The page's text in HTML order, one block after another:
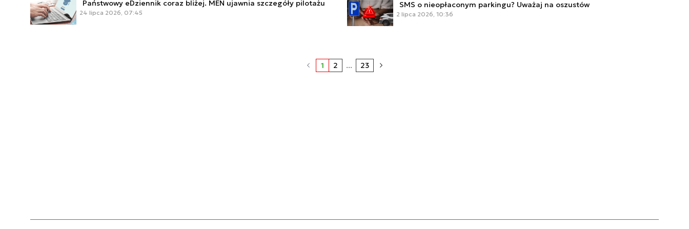
Państwowy eDziennik coraz bliżej. MEN ujawnia szczegóły pilotażu
24 lipca 2026, 07:45
SMS o nieopłaconym parkingu? Uważaj na oszustów
2 lipca 2026, 10:36
1 2 ... 23